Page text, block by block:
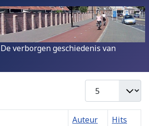
verborgen geschiedenis van
Auteur
Hits